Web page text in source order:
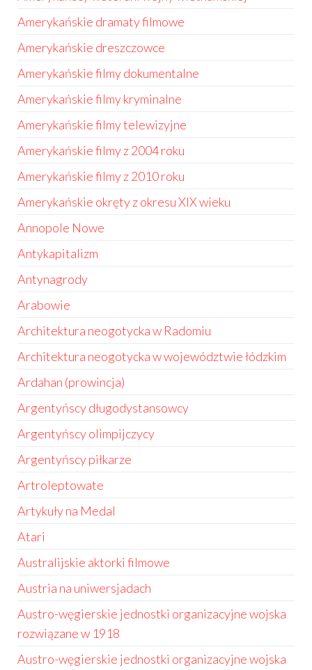
Amerykańskie dramaty filmowe
Amerykańskie dreszczowce
Amerykańskie filmy dokumentalne
Amerykańskie filmy kryminalne
Amerykańskie filmy telewizyjne
Amerykańskie filmy z 2004 roku
Amerykańskie filmy z 2010 roku
Amerykańskie okręty z okresu XIX wieku
Annopole Nowe
Antykapitalizm
Antynagrody
Arabowie
Architektura neogotycka w Radomiu
Architektura neogotycka w województwie łódzkim
Ardahan (prowincja)
Argentyńscy długodystansowcy
Argentyńscy olimpijczycy
Argentyńscy piłkarze
Artroleptowate
Artykuły na Medal
Atari
Australijskie aktorki filmowe
Austria na uniwersjadach
Austro-węgierskie jednostki organizacyjne wojska
rozwiązane w 1918
Austro-węgierskie jednostki organizacyjne wojska